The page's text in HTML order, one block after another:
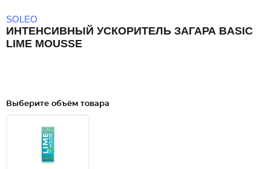
SOLEO
ИНТЕНСИВНЫЙ УСКОРИТЕЛЬ ЗАГАРА BASIC
LIME MOUSSE
Выберите объём товара